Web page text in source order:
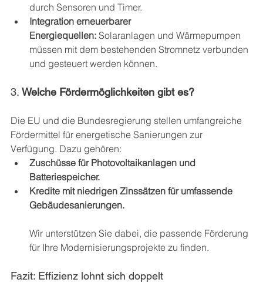
durch Sensoren und Timer.
Integration erneuerbarer
Energiequellen: Solaranlagen und Wärmepumpen
müssen mit dem bestehenden Stromnetz verbunden
und gesteuert werden können.
3. Welche Fördermöglichkeiten gibt es?
Die EU und die Bundesregierung stellen umfangreiche
Fördermittel für energetische Sanierungen zur
Verfügung. Dazu gehören:
Zuschüsse für Photovoltaikanlagen und
Batteriespeicher.
Kredite mit niedrigen Zinssätzen für umfassende
Gebäudesanierungen.
Wir unterstützen Sie dabei, die passende Förderung
für Ihre Modernisierungsprojekte zu finden.
Fazit: Effizienz lohnt sich doppelt